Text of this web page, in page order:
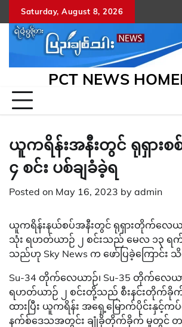
to
content
Saturday, August 8, 2026
PCT NEWS
ယူကရိန်းအနီးတွင် ရုရှား
၄ စင်း ပစ်ချခံခဲ့ရ
Posted on May 16, 2023 by admin
ယူကရိန်းနယ်စပ်အနီးတွင် ရုရှားတိုက်လေယာ
သုံး ရဟတ်ယာဉ် ၂ စင်းသည် မေလ ၁၃ ရက်
သည်ဟု Sky News က ဖော်ပြခဲ့ကြောင်း
Su-34 တိုက်လေယာဉ်၊ Su-35 တိုက်လေယ
ရဟတ်ယာဉ် ၂ စင်းတို့သည် စီးနင်းတိုက်ခို
ထားပြီး ယူကရိန်း အရှေ့မြောက်ပိုင်းနှင့်
နက်စ်ဒေသအတွင်း ချုံခိုတိုက်ခိုက် မှုတွင်